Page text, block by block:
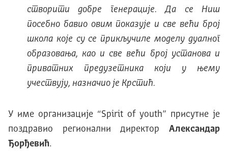
створити добре генерације. Да се Ниш
посебно бавио овим показује и све већи број
школа које су се прикључиле моделу дуалног
образовања, као и све већи број установа и
приватних предузетника који у њему
учествују, назначио је Крстић.
У име организације “Spirit of youth” присутне је
поздравио регионални директор Александар
Ђорђевић.